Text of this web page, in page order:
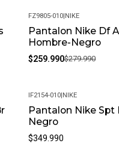
-7%
FZ9805-010|NIKE
Pantalon Nike Df
Hombre-Negro
$259.990$279.990
IF2154-010|NIKE
Pantalon Nike Spt
Negro
$349.990